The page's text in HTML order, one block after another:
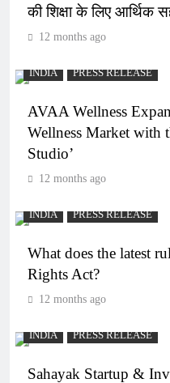
की शिक्षा के लिए आर्थिक
12 months ago
INDIA PRESS RELEASE
AVAA Wellness
Wellness Market with
Studio’
12 months ago
INDIA PRESS RELEASE
What does the latest
Rights Act?
12 months ago
INDIA PRESS RELEASE
Sahayak Startup &